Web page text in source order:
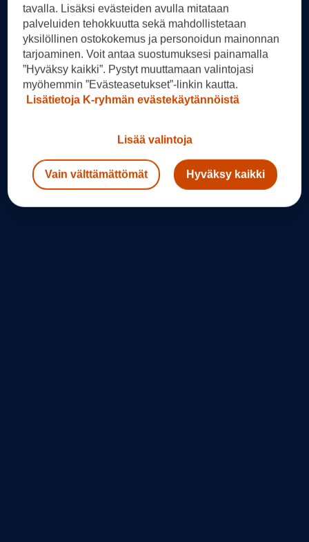
tavalla. Lisäksi evästeiden avulla mitataan
palveluiden tehokkuutta sekä mahdollistetaan
yksilöllinen ostokokemus ja personoidun mainonnan
tarjoaminen. Voit antaa suostumuksesi painamalla
”Hyväksy kaikki”. Pystyt muuttamaan valintojasi
myöhemmin ”Evästeasetukset”-linkin kautta.
Lisätietoja K-ryhmän evästekäytännöistä
Lisää valintoja
Vain välttämättömät Hyväksy kaikki